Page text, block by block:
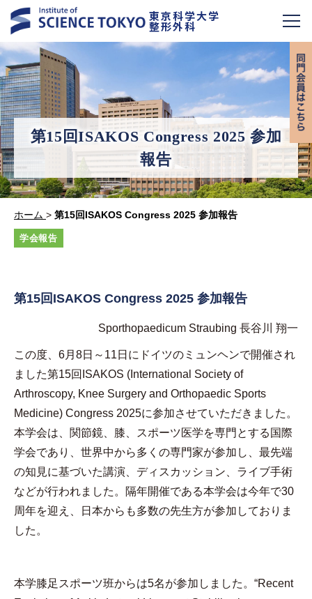
東京科学大学
整形外科
第15回ISAKOS Congress 2025 参加
報告
ホーム > 第15回ISAKOS Congress 2025 参加報告
学会報告
第15回ISAKOS Congress 2025 参加報告
Sporthopaedicum Straubing 長谷川 翔一
この度、 6月 8日～ 11 日にドイツのミュンヘンで開催され
ました第15回 ISAKOS (International Society of
Arthroscopy, Knee Surgery and Orthopaedic Sports
Medicine) Congress 2025に参加させていただきました。
本学会は、関節鏡、膝、スポーツ医学を専門とする国際
学会であり、世界中から多くの専門家が参加し、最先端
の知見に基づいた講演、ディスカッション、ライブ手術
などが行われました。隔年開催である本学会は今年で30
周年を迎え、日本からも多数の先生方が参加しておりま
した。
本学膝足スポーツ班からは5名が参加しました。 “Recent